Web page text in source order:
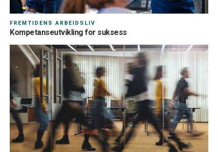
FREMTIDENS ARBEIDSLIV
Kompetanseutvikling for suksess